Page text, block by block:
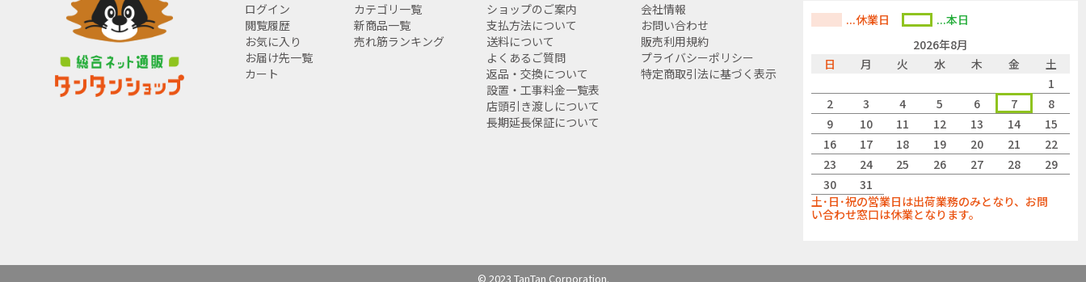
ログイン
閲覧履歴
お気に入り
お届け先一覧
カート
カテゴリ一覧
新商品一覧
売れ筋ランキング
ショップのご案内
支払方法について
送料について
よくあるご質問
返品・交換について
設置・工事料金一覧表
店頭引き渡しについて
長期延長保証について
会社情報
お問い合わせ
販売利用規約
プライバシーポリシー
特定商取引法に基づく表示
...休業日
...本日
2026年8月
日
月 火 水 木 金
土
1
2
3 4 5 6 7
8
9
10 11 12 13 14
15
16
17 18 19 20 21
22
23
24 25 26 27 28
29
30
31
土･日･祝の営業日は出荷業務のみとなり、お問
い合わせ窓口は休業となります。
© 2023 TanTan Corporation.